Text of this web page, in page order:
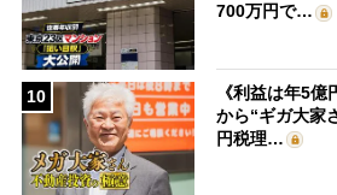
700万円で…
10
《利益は年5
から“ギガ大家
円税理…